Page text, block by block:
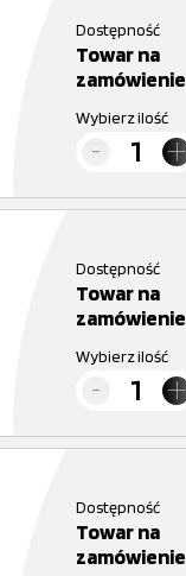
Dostępność
Towar na
zamówienie
Wybierz ilość
Dostępność
Towar na
zamówienie
Wybierz ilość
Dostępność
Towar na
zamówienie